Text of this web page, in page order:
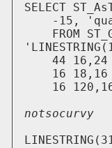
SELECT
-15,
FROM
44 16,24
16 18,16